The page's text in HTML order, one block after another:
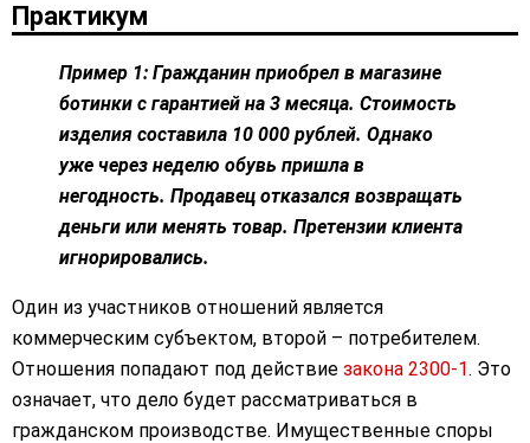
Практикум
Пример 1: Гражданин приобрел в магазине
ботинки с гарантией на 3 месяца. Стоимость
изделия составила 10 000 рублей. Однако
уже через неделю обувь пришла в
негодность. Продавец отказался возвращать
деньги или менять товар. Претензии клиента
игнорировались.
Один из участников отношений является
коммерческим субъектом, второй – потребителем.
Отношения попадают под действие закона 2300-1. Это
означает, что дело будет рассматриваться в
гражданском производстве. Имущественные споры